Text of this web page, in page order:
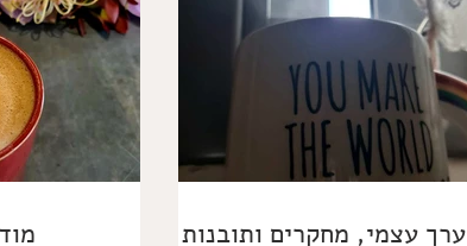
ערך עצמי, מחקרים ותובנות